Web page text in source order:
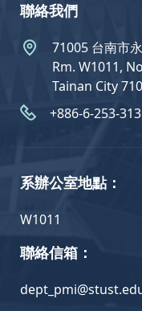
聯絡我們
71005 台南市
Rm. W1011,
Tainan City
+886-6-253-
系辦公室地點：
W1011
聯絡信箱：